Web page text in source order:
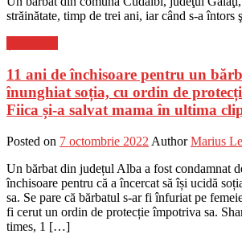
străinătate, timp de trei ani, iar când s-a întors
11 ani de închisoare pentru un
înunghiat soția, cu ordin de
Fiica și-a salvat mama în ultima
Posted on 7 octombrie 2022 Author Marius
Un bărbat din județul Alba a fost condamnat
închisoare pentru că a încercat să își ucidă
sa. Se pare că bărbatul s-ar fi înfuriat pe
fi cerut un ordin de protecție împotriva sa.
times, 1 […]